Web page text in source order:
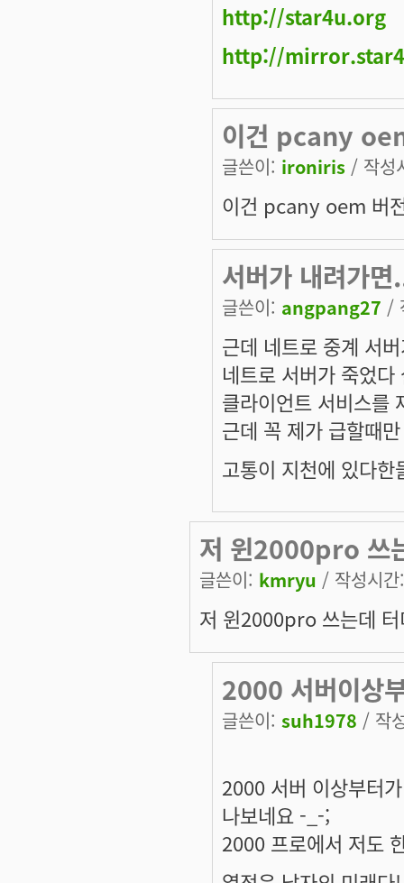
http://star4u.org
http://
이건 pcany
글쓴이: ironiris / 작성
이건 pcany oem 버
서버가 내려가면
글쓴이: angpang27 /
근데 네트로 중계 서
네트로 서버가 죽었
클라이언트 서비스를
근데 꼭 제가 급할때
고통이 지천에 있다
저 윈2000pro 쓰
글쓴이: kmryu / 작성시
저 윈2000pro 쓰는데
2000 서버이상
글쓴이: suh1978 / 작
2000 서버 이상부터
나보네요 -_-;
2000 프로에서 저도